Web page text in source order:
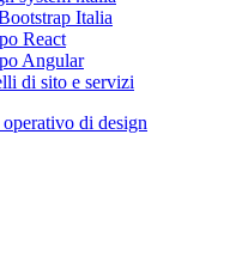
Italia
React
Angular
di sito e servizi
di design